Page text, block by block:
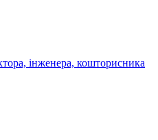
інженера, кошторисника